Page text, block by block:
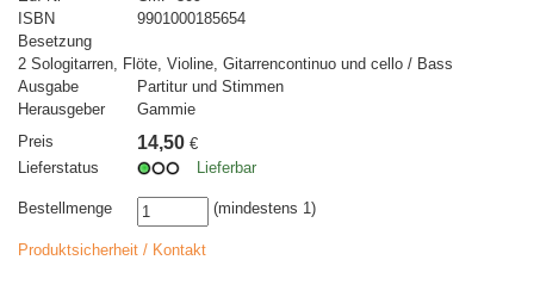
ISBN
9901000185654
Besetzung
2 Sologitarren, Flöte, Violine, Gitarrencontinuo und cello / Bass
Ausgabe
Partitur und Stimmen
Herausgeber
Gammie
Preis
14,50 €
Lieferstatus
Lieferbar
Bestellmenge (mindestens 1)
Produktsicherheit / Kontakt